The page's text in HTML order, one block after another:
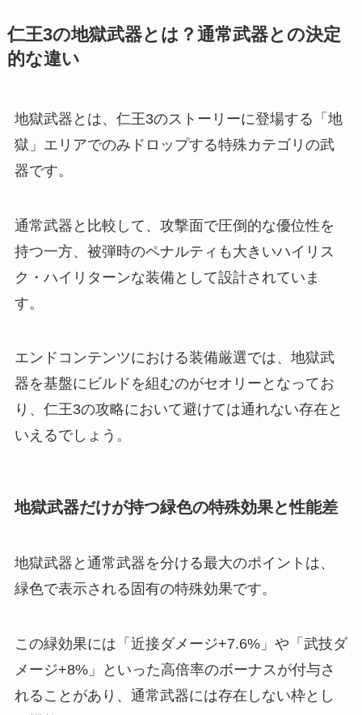
仁王3の地獄武器とは？通常武器との決定
的な違い
地獄武器とは、仁王3のストーリーに登場する「地
獄」エリアでのみドロップする特殊カテゴリの武
器です。
通常武器と比較して、攻撃面で圧倒的な優位性を
持つ一方、被弾時のペナルティも大きいハイリス
ク・ハイリターンな装備として設計されていま
す。
エンドコンテンツにおける装備厳選では、地獄武
器を基盤にビルドを組むのがセオリーとなってお
り、仁王3の攻略において避けては通れない存在と
いえるでしょう。
地獄武器だけが持つ緑色の特殊効果と性能差
地獄武器と通常武器を分ける最大のポイントは、
緑色で表示される固有の特殊効果です。
この緑効果には「近接ダメージ+7.6%」や「武技ダ
メージ+8%」といった高倍率のボーナスが付与さ
れることがあり、通常武器には存在しない枠とし